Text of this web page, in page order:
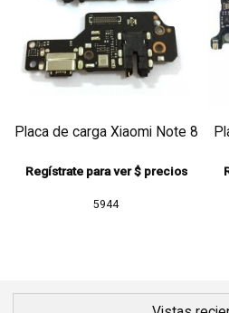
Placa de carga Xiaomi Note 8
Regístrate para ver $ precios
5944